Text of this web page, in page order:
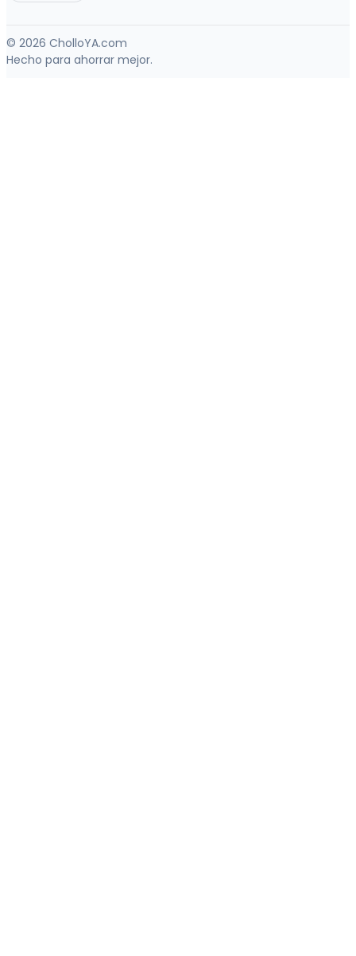
© 2026 CholloYA.com
Hecho para ahorrar mejor.